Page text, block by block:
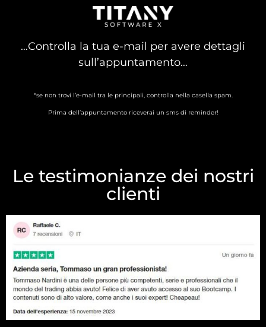
…Controlla la tua e-mail per avere dettagli
sull’appuntamento…
*se non trovi l’e-mail tra le principali, controlla nella casella spam.
Prima dell’appuntamento riceverai un sms di reminder!
Le testimonianze dei nostri
clienti